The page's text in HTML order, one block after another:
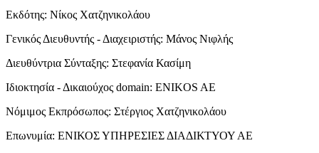
Εκδότης: Νίκος Χατζηνικολάου
Γενικός Διευθυντής - Διαχειριστής: Μάνος Νιφλής
Διευθύντρια Σύνταξης: Στεφανία Κασίμη
Ιδιοκτησία - Δικαιούχος domain: ENIKOS AE
Νόμιμος Εκπρόσωπος: Στέργιος Χατζηνικολάου
Επωνυμία: ΕΝΙΚΟΣ ΥΠΗΡΕΣΙΕΣ ΔΙΑΔΙΚΤΥΟΥ ΑΕ